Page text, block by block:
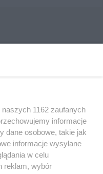
Serwis Informacyjny Miasta
HOSTING
1162 zaufanych
informacje
dane osobowe, takie jak
informacje wysyłane
w celu
reklam, wybór